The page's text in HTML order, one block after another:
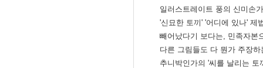
일러스트레이트 풍의 신미손
'신묘한 토끼' '어디에 있나' 제
빼어났다기 보다는, 민족자본
다른 그림들도 다 뭔가 주장
추니박인가의 '씨를 날리는